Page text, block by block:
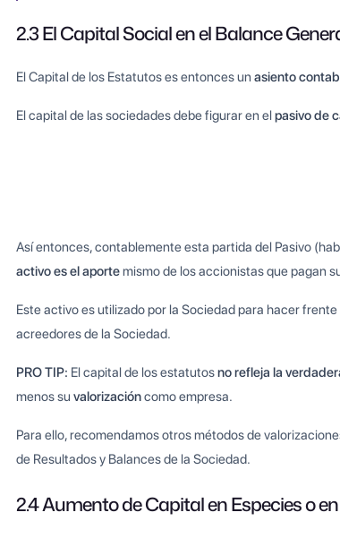
2.3 El Capital Social en el Balance
El Capital de los Estatutos es entonces unasiento
El capital de las sociedades debe figurar en elpasivo de
Así entonces, contablemente esta partida del Pasivo
activo es el aportemismo de los accionistas que pagan
Este activo es utilizado por la Sociedad para hacer
acreedores de la Sociedad.
PRO TIP: El capital de los estatutosno refleja la
menos suvalorizacióncomo empresa.
Para ello, recomendamos otros métodos de
de Resultados y Balances de la Sociedad.
2.4 Aumento de Capital en Especies o